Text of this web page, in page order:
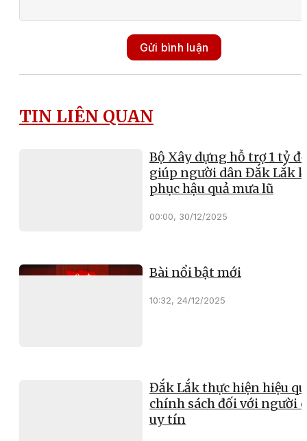
Gửi bình luận
TIN LIÊN QUAN
Bộ Xây dựng hỗ trợ 1 tỷ
giúp người dân Đắk Lắk
phục hậu quả mưa lũ
00:00, 30/12/2025
Bài nổi bật mới
10:32, 24/12/2025
Đắk Lắk thực hiện hiệu
chính sách đối với người
uy tín